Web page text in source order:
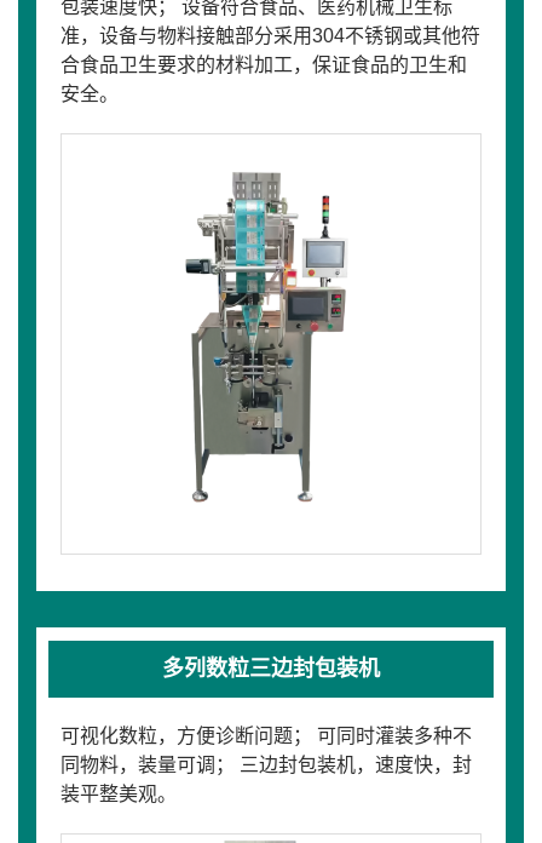
包装速度快； 设备符合食品、医药机械卫生标
准，设备与物料接触部分采用304不锈钢或其他符
合食品卫生要求的材料加工，保证食品的卫生和
安全。
多列数粒三边封包装机
可视化数粒，方便诊断问题； 可同时灌装多种不
同物料，装量可调； 三边封包装机，速度快，封
装平整美观。